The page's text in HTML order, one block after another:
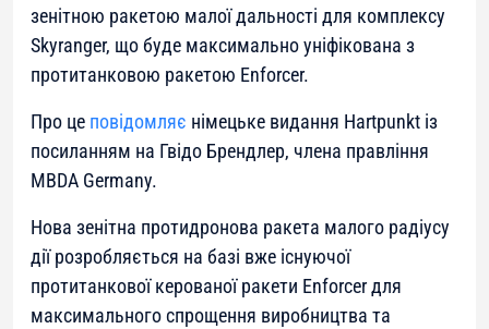
зенітною ракетою малої дальності для комплексу
Skyranger, що буде максимально уніфікована з
протитанковою ракетою Enforcer.
Про це повідомляє німецьке видання Hartpunkt із
посиланням на Гвідо Брендлер, члена правління
MBDA Germany.
Нова зенітна протидронова ракета малого радіусу
дії розробляється на базі вже існуючої
протитанкової керованої ракети Enforcer для
максимального спрощення виробництва та